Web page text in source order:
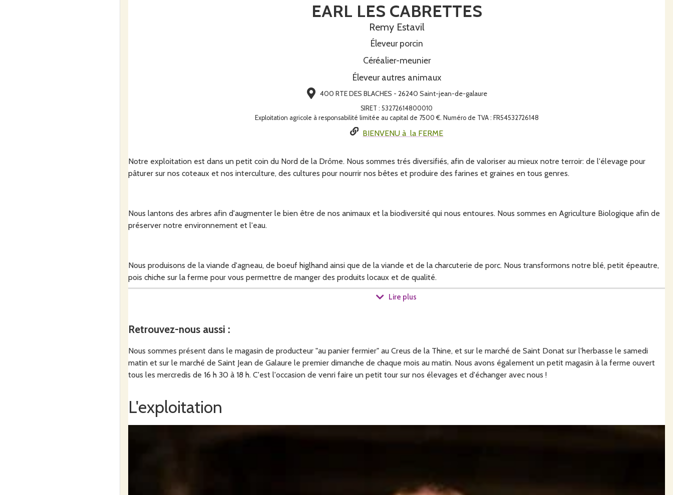
EARL LES CABRETTES
Remy Estavil
Éleveur porcin
Céréalier-meunier
Éleveur autres animaux
400 RTE DES BLACHES - 26240 Saint-jean-de-galaure
SIRET : 53272614800010
Exploitation agricole à responsabilité limitée au capital de 7500 €. Numéro de TVA : FR54532726148
BIENVENU à la FERME
Notre exploitation est dans un petit coin du Nord de la Drôme. Nous sommes trés diversifiés, afin de valoriser au mieux notre terroir: de l'élevage pour
pâturer sur nos coteaux et nos interculture, des cultures pour nourrir nos bêtes et produire des farines et graines en tous genres.
Nous lantons des arbres afin d'augmenter le bien être de nos animaux et la biodiversité qui nous entoures. Nous sommes en Agriculture Biologique afin de
préserver notre environnement et l'eau.
Nous produisons de la viande d'agneau, de boeuf higlhand ainsi que de la viande et de la charcuterie de porc. Nous transformons notre blé, petit épeautre,
pois chiche sur la ferme pour vous permettre de manger des produits locaux et de qualité.
Lire plus
Retrouvez-nous aussi :
Nous sommes présent dans le magasin de producteur "au panier fermier" au Creus de la Thine, et sur le marché de Saint Donat sur l'herbasse le samedi
matin et sur le marché de Saint Jean de Galaure le premier dimanche de chaque mois au matin. Nous avons également un petit magasin à la ferme ouvert
tous les mercredis de 16 h 30 à 18 h. C'est l'occasion de venri faire un petit tour sur nos élevages et d'échanger avec nous !
L'exploitation